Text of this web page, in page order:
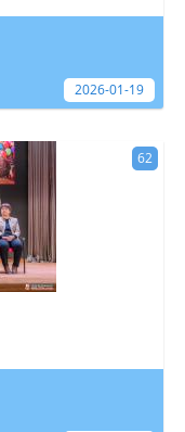
2026-01-19
62